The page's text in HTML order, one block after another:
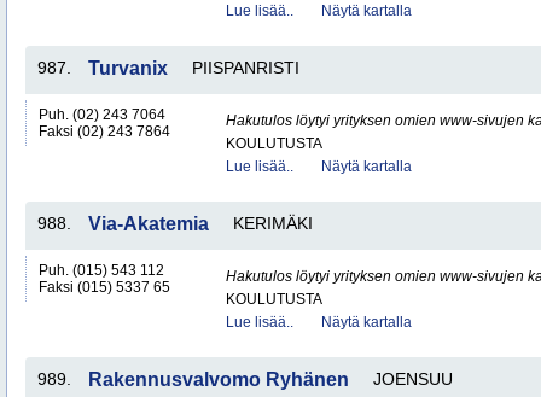
Lue lisää..
Näytä kartalla
987. Turvanix PIISPANRISTI
Puh. (02) 243 7064
Faksi (02) 243 7864
Hakutulos löytyi yrityksen omien www-sivujen
KOULUTUSTA
Lue lisää..
Näytä kartalla
988. Via-Akatemia KERIMÄKI
Puh. (015) 543 112
Faksi (015) 5337 65
Hakutulos löytyi yrityksen omien www-sivujen
KOULUTUSTA
Lue lisää..
Näytä kartalla
989. Rakennusvalvomo Ryhänen JOENSUU